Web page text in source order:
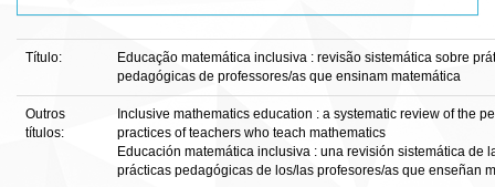
Título:
Educação matemática inclusiva : revisão sistemática sobre
pedagógicas de professores/as que ensinam matemática
Outros
títulos:
Inclusive mathematics education : a systematic review of the
practices of teachers who teach mathematics
Educación matemática inclusiva : una revisión sistemática de
prácticas pedagógicas de los/las profesores/as que enseñan